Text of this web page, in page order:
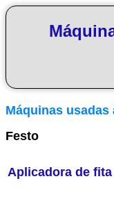
Máquinas usadas
Festo
Aplicadora de